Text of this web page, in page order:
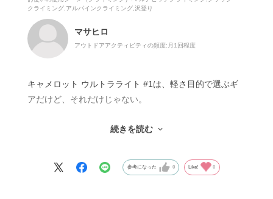
クライミング,アルパインクライミング,沢登り
マサヒロ
アウトドアアクティビティの頻度: 月1回程度
キャメロット ウルトラライト #1は、軽さ目的で選ぶギ
アだけど、それだけじゃない。
ステムはC4より少し硬めで、どこでも万能に決まる感じ
が速くて安定する。ここは明確に強み。
続きを読む
参考になった 0 Like! 0
度）は、2年程の使用でトリガーワイヤーが切れること
があります。
その際は多くの場合、修理が可能ですので、どうぞお気
軽に弊社までお問い合わせください。